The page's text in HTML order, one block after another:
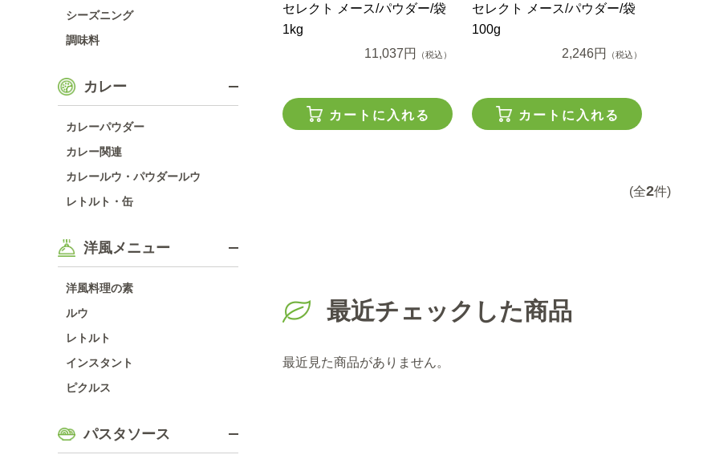
シーズニング
調味料
カレー
カレーパウダー
カレー関連
カレールウ・パウダールウ
レトルト・缶
洋風メニュー
洋風料理の素
ルウ
レトルト
インスタント
ピクルス
パスタソース
セレクト メース/パウダー/袋
1kg
11,037円
（税込）
カートに入れる
セレクト メース/パウダー/袋
100g
2,246円
（税込）
カートに入れる
(全2件)
最近チェックした商品
最近見た商品がありません。